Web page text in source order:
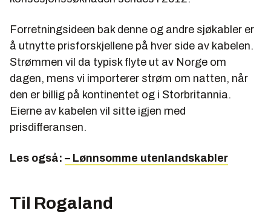
Forretningsideen bak denne og andre sjøkabler er
å utnytte prisforskjellene på hver side av kabelen.
Strømmen vil da typisk flyte ut av Norge om
dagen, mens vi importerer strøm om natten, når
den er billig på kontinentet og i Storbritannia.
Eierne av kabelen vil sitte igjen med
prisdifferansen.
Les også: – Lønnsomme utenlandskabler
Til Rogaland